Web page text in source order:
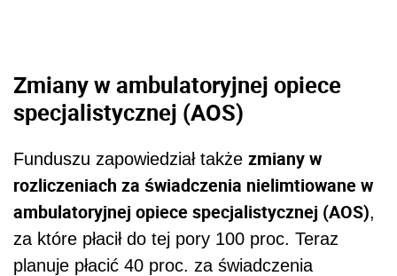
Zmiany w ambulatoryjnej opiece
specjalistycznej (AOS)
Funduszu zapowiedział także zmiany w
rozliczeniach za świadczenia nielimtiowane w
ambulatoryjnej opiece specjalistycznej (AOS),
za które płacił do tej pory 100 proc. Teraz
planuje płacić 40 proc. za świadczenia